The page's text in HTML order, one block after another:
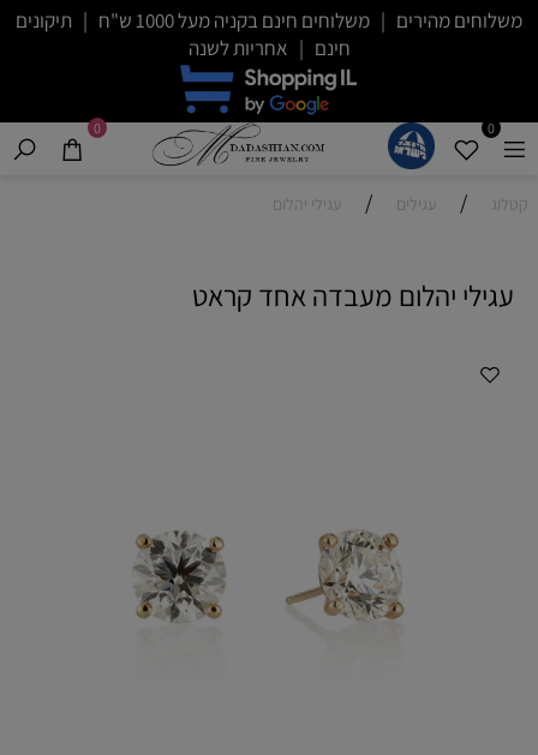
משלוחים מהירים | משלוחים חינם בקניה מעל 1000 ש"ח | תיקונים
חינם | אחריות לשנה
0
0
קטלוג / עגילים / עגילי יהלום
עגילי יהלום מעבדה אחד קראט